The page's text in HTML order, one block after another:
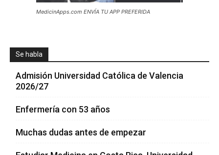
MedicinApps.com ENVÍA TU APP PREFERIDA
Se habla
Admisión Universidad Católica de Valencia
2026/27
Enfermería con 53 años
Muchas dudas antes de empezar